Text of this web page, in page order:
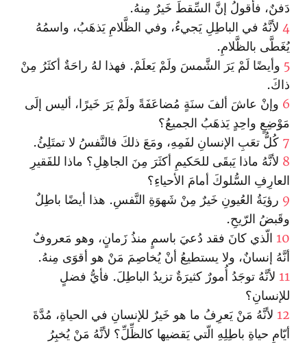
دَفنٌ، فأقولُ إنَّ السِّقطَ خَيرٌ مِنهُ.
4 لأنَّهُ في الباطِلِ يَجيءُ، وفي الظَّلامِ يَذهَبُ، واسمُهُ
يُغَطَّى بالظَّلامِ.
5 وأيضًا لَمْ يَرَ الشَّمسَ ولَمْ يَعلَمْ. فهذا لهُ راحَةٌ أكثَرُ مِنْ
ذاكَ.
6 وإنْ عاشَ ألفَ سنَةٍ مُضاعَفَةً ولَمْ يَرَ خَيرًا، أليس إلَى
مَوْضِعٍ واحِدٍ يَذهَبُ الجميعُ؟
7 كُلُّ تعَبِ الإنسانِ لفَمِهِ، ومَعَ ذلكَ فالنَّفسُ لا تمتَلِئُ.
8 لأنَّهُ ماذا يَبقَى للحَكيمِ أكثَرَ مِنَ الجاهِلِ؟ ماذا للفَقيرِ
العارِفِ السُّلوكَ أمامَ الأحياءِ؟
9 رؤيَةُ العُيونِ خَيرٌ مِنْ شَهوَةِ النَّفسِ. هذا أيضًا باطِلٌ
وقَبضُ الرّيحِ.
10 الّذي كانَ فقد دُعيَ باسمٍ منذُ زَمانٍ، وهو مَعروفٌ
أنَّهُ إنسانٌ، ولا يستطيعُ أنْ يُخاصِمَ مَنْ هو أقوَى مِنهُ.
11 لأنَّهُ توجَدُ أُمورٌ كثيرَةٌ تزيدُ الباطِلَ. فأيُّ فضلٍ
للإنسانِ؟
12 لأنَّهُ مَنْ يَعرِفُ ما هو خَيرٌ للإنسانِ في الحياةِ، مُدَّةَ
أيّامِ حياةِ باطِلِهِ الّتي يَقضيها كالظِّلِّ؟ لأنَّهُ مَنْ يُخبِرُ